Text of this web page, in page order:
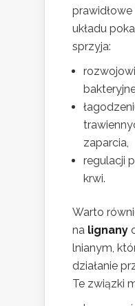
układu
sprzyja:
zaparcia,
regulacji
krwi.
Warto
na lignany
lnianym,
działanie
Te związki